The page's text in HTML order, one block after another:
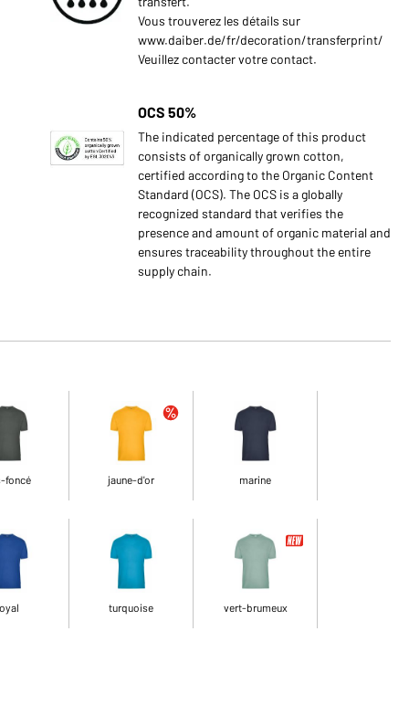
Vous trouverez les détails sur
www.daiber.de/fr/decoration/transferprint/
Veuillez contacter votre contact.
OCS 50%
The indicated percentage of this product
consists of organically grown cotton,
certified according to the Organic Content
Standard (OCS). The OCS is a globally
recognized standard that verifies the
presence and amount of organic material and
ensures traceability throughout the entire
supply chain.
foncé jaune-d'or marine
turquoise vert-brumeux